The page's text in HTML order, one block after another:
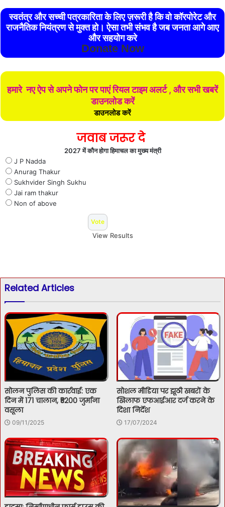
स्वतंत्र और सच्ची पत्रकारिता के लिए ज़रूरी है कि वो कॉरपोरेट और
राजनैतिक नियंत्रण से मुक्त हो। ऐसा तभी संभव है जब जनता आगे आए
और सहयोग करे
Donate Now
हमारे नए ऐप से अपने फोन पर पाएं रियल टाइम अलर्ट , और सभी खबरें
डाउनलोड करें
डाउनलोड करें
जवाब जरूर दे
2027 में कौन होगा हिमाचल का मुख्य मंत्री
J P Nadda
Anurag Thakur
Sukhvider Singh Sukhu
Jai ram thakur
Non of above
View Results
Related Articles
सोलन पुलिस की कार्रवाई: एक
दिन में 171 चालान, ₹5200 जुर्माना
वसूला
09/11/2025
सोशल मीडिया पर झूठी खबरों के
खिलाफ एफआईआर दर्ज करने के
दिशा निर्देश
17/07/2024